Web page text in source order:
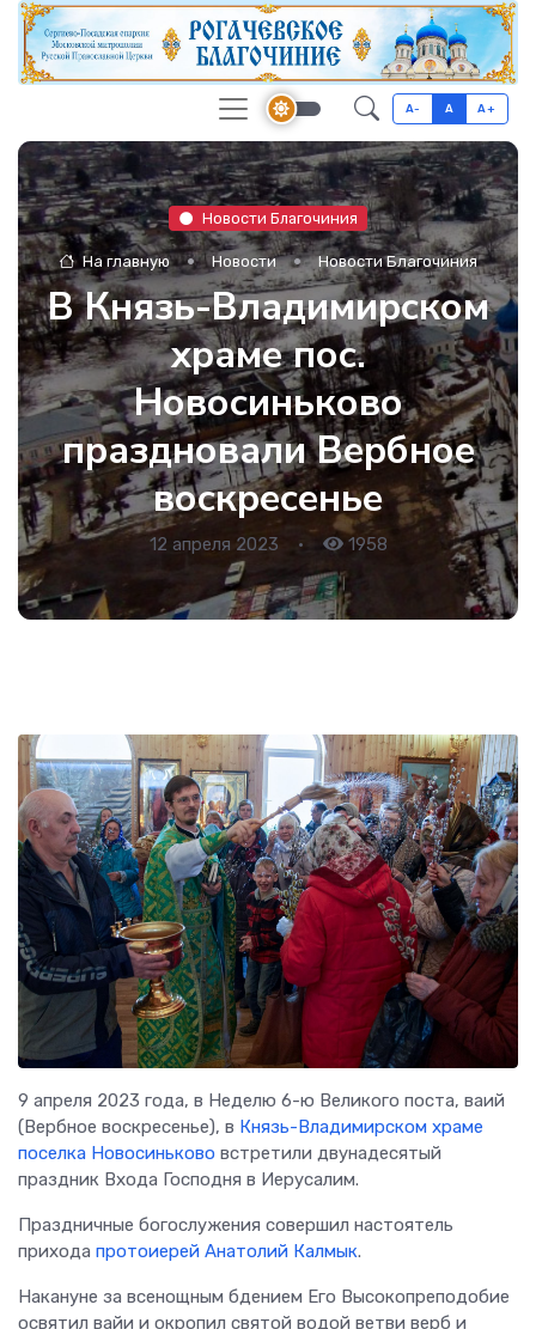
A- A A+
Новости Благочиния
На главную Новости Новости Благочиния
В Князь-Владимирском
храме пос.
Новосиньково
праздновали Вербное
воскресенье
12 апреля 2023 • 1958
9 апреля 2023 года, в Неделю 6-ю Великого поста, ваий
(Вербное воскресенье), в Князь-Владимирском храме
поселка Новосиньково встретили двунадесятый
праздник Входа Господня в Иерусалим.
Праздничные богослужения совершил настоятель
прихода протоиерей Анатолий Калмык.
Накануне за всенощным бдением Его Высокопреподобие
освятил вайи и окропил святой водой ветви верб и